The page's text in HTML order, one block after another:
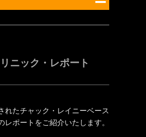
ニック・レポート
れたチャック・レイニーベース
レポートをご紹介いたします。